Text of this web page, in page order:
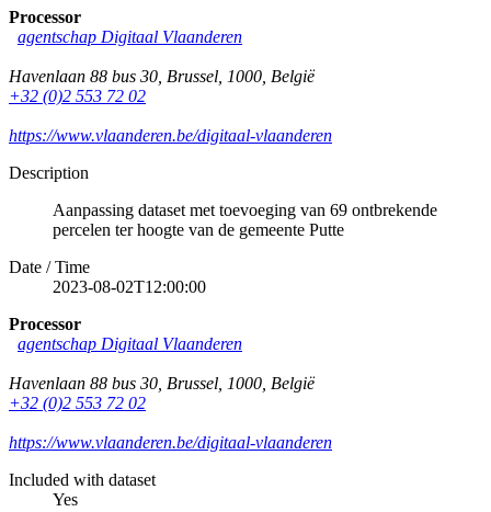
Processor
agentschap Digitaal Vlaanderen
Havenlaan 88 bus 30 Brussel 1000 België
+32 (0)2 553 72 02
https://www.vlaanderen.be/digitaal-vlaanderen
Description
Aanpassing dataset met toevoeging van 69 ontbrekende
percelen ter hoogte van de gemeente Putte
Date / Time
2023-08-02T12:00:00
Processor
agentschap Digitaal Vlaanderen
Havenlaan 88 bus 30 Brussel 1000 België
+32 (0)2 553 72 02
https://www.vlaanderen.be/digitaal-vlaanderen
Included with dataset
Yes